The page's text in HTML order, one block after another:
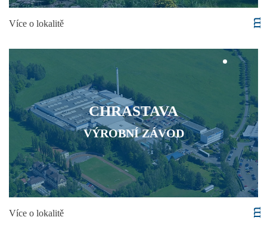
Více o lokalitě
CHRASTAVA
VÝROBNÍ ZÁVOD
Více o lokalitě